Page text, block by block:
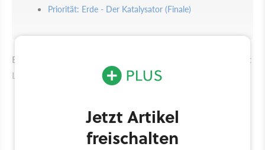
Priorität: Erde - Der Katalysator (Finale)
Einen separaten Guide für alle Romanzen der Mass: Effect
Legendary Edition haben wir übrigens auch für euch:
Jetzt Artikel
freischalten